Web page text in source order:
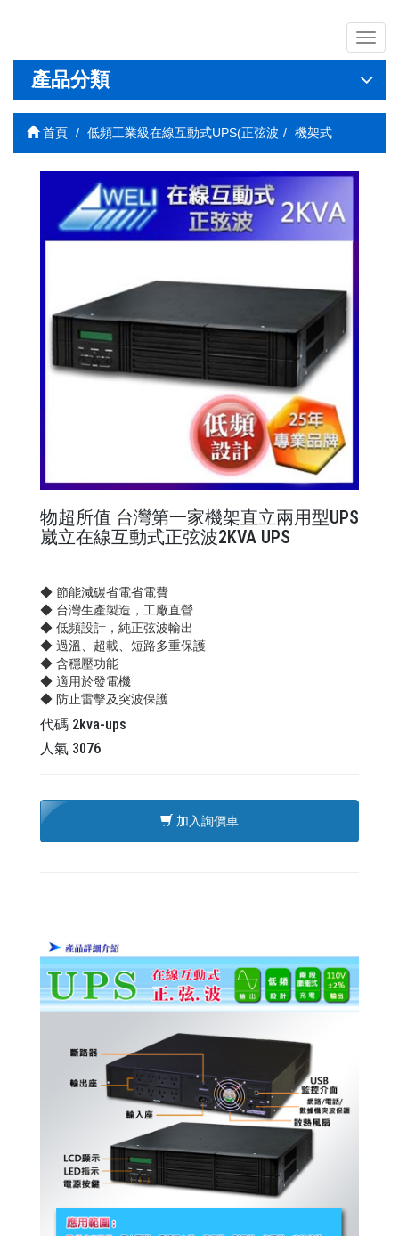
導
覽
列
關
產品分類
首頁 低頻工業級在線互動式UPS(正弦波 機架式
物超所值 台灣第一家機架直立兩用型UPS
崴立在線互動式正弦波2KVA UPS
◆ 節能減碳省電省電費
◆ 台灣生產製造，工廠直營
◆ 低頻設計，純正弦波輸出
◆ 過溫、超載、短路多重保護
◆ 含穩壓功能
◆ 適用於發電機
◆ 防止雷擊及突波保護
代碼 2kva-ups
人氣 3076
加入詢價車